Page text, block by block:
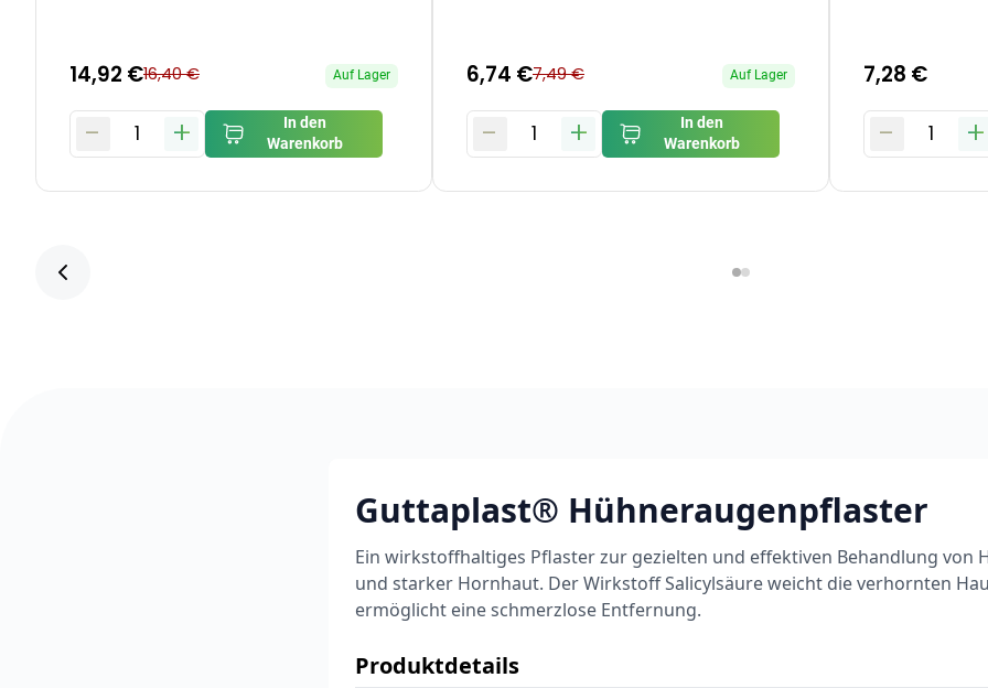
14,92 €16,40 € Auf Lager
- 1 +
In den
Warenkorb
6,74 €7,49 € Auf Lager
- 1 +
In den
Warenkorb
7,28 €
- 1 +
Guttaplast® Hühneraugenpflaster
Ein wirkstoffhaltiges Pflaster zur gezielten und effektiven Behandlung von
und starker Hornhaut. Der Wirkstoff Salicylsäure weicht die verhornten
ermöglicht eine schmerzlose Entfernung.
Produktdetails